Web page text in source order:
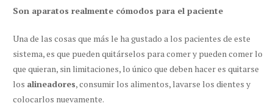
Son aparatos realmente cómodos para el paciente
Una de las cosas que más le ha gustado a los pacientes de este
sistema, es que pueden quitárselos para comer y pueden comer lo
que quieran, sin limitaciones, lo único que deben hacer es quitarse
los alineadores, consumir los alimentos, lavarse los dientes y
colocarlos nuevamente.